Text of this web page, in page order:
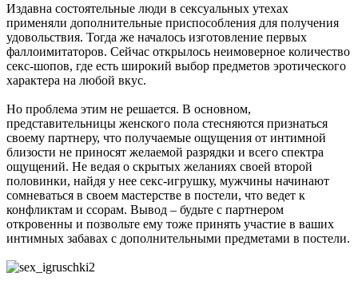
Издавна состоятельные люди в сексуальных утехах
применяли дополнительные приспособления для получения
удовольствия. Тогда же началось изготовление первых
фаллоимитаторов. Сейчас открылось неимоверное количество
секс-шопов, где есть широкий выбор предметов эротического
характера на любой вкус.
Но проблема этим не решается. В основном,
представительницы женского пола стесняются признаться
своему партнеру, что получаемые ощущения от интимной
близости не приносят желаемой разрядки и всего спектра
ощущений. Не ведая о скрытых желаниях своей второй
половинки, найдя у нее секс-игрушку, мужчины начинают
сомневаться в своем мастерстве в постели, что ведет к
конфликтам и ссорам. Вывод – будьте с партнером
откровенны и позвольте ему тоже принять участие в ваших
интимных забавах с дополнительными предметами в постели.